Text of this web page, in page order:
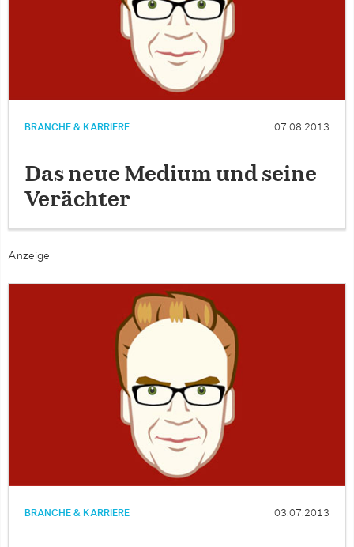
BRANCHE & KARRIERE 07.08.2013
Das neue Medium und seine
Verächter
Anzeige
BRANCHE & KARRIERE 03.07.2013